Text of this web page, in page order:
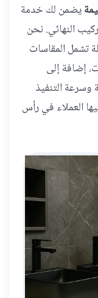
يضمن لك خدمة
النهائي. نحن
تشمل المقاسات
إضافة إلى
وسرعة التنفيذ
العملاء في رأس